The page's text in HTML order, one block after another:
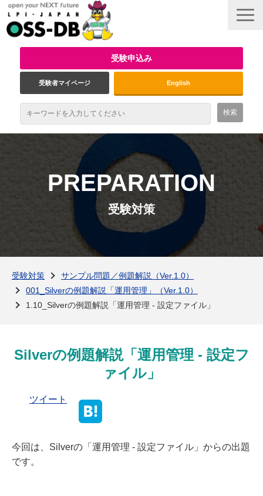
受験申込み
受験者マイページ English
試験概要
資格取得のメリット
受験対策
PREPARATION
受験対策
受験対策
サンプル問題／例題解説（Ver.1.0）
001_Silverの例題解説「運用管理」（Ver.1.0）
1.10_Silverの例題解説「運用管理 - 設定ファイル」
Silverの例題解説「運用管理 - 設定フ
ァイル」
ツイート
今回は、Silverの「運用管理 - 設定ファイル」からの出題
です。